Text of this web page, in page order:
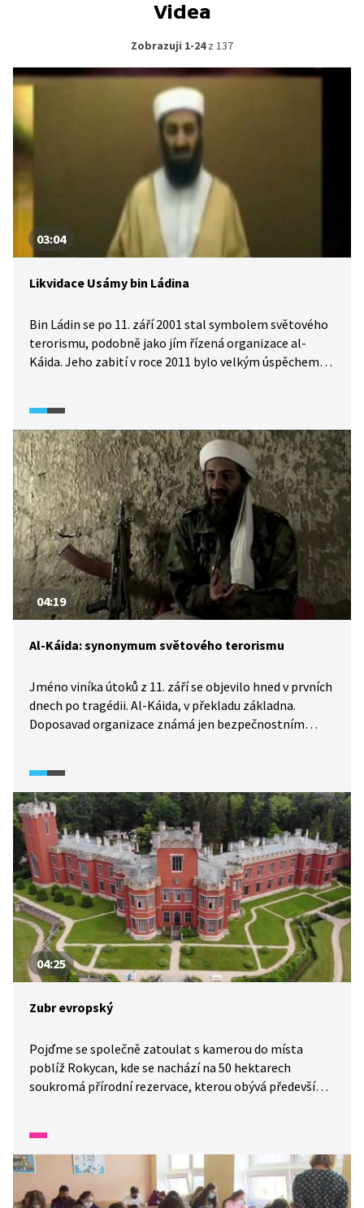
Videa
Zobrazuji 1-24z 137
03:04
Likvidace Usámy bin Ládina
Bin Ládin se po 11. září 2001 stal symbolem světového
terorismu, podobně jako jím řízená organizace al-
Káida. Jeho zabití v roce 2011 bylo velkým úspěchem
04:19
Al-Káida: synonymum světového terorismu
Jméno viníka útoků z 11. září se objevilo hned v prvních
dnech po tragédii. Al-Káida, v překladu základna.
Doposavad organizace známá jen bezpečnostním
04:25
Zubr evropský
Pojďme se společně zatoulat s kamerou do místa
poblíž Rokycan, kde se nachází na 50 hektarech
soukromá přírodní rezervace, kterou obývá především
vlastní. To se mu díky Mezinárodní organizaci
pro zachování zubra a organizaci Česká krajina
podařilo a zubři evropští se již v naší krajině začínají
zabydlovat.